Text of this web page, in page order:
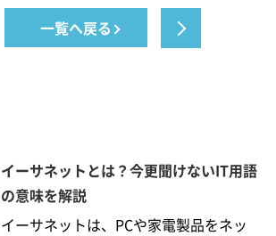
一覧へ戻る
イーサネットとは？今更聞けないIT用語
の意味を解説
イーサネットは、PCや家電製品をネッ